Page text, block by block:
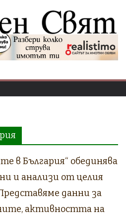
в България“ обединява
и анализи от целия
данни за
активността на